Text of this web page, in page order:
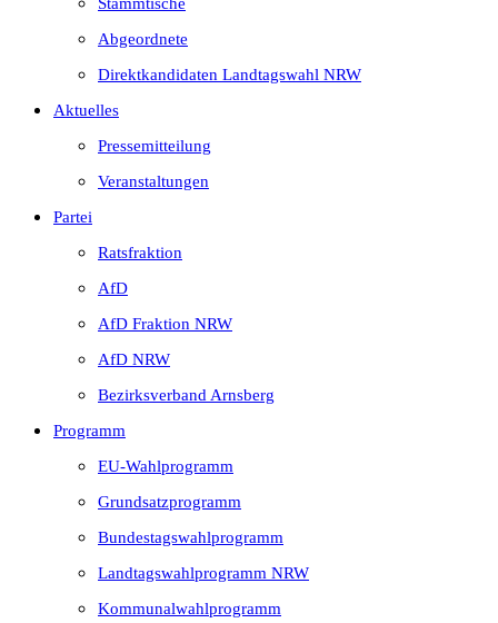
Abgeordnete
Direktkandidaten Landtagswahl NRW
Aktuelles
Pressemitteilung
Veranstaltungen
Partei
Ratsfraktion
AfD
AfD Fraktion NRW
AfD NRW
Bezirksverband Arnsberg
Programm
EU-Wahlprogramm
Grundsatzprogramm
Bundestagswahlprogramm
Landtagswahlprogramm NRW
Kommunalwahlprogramm